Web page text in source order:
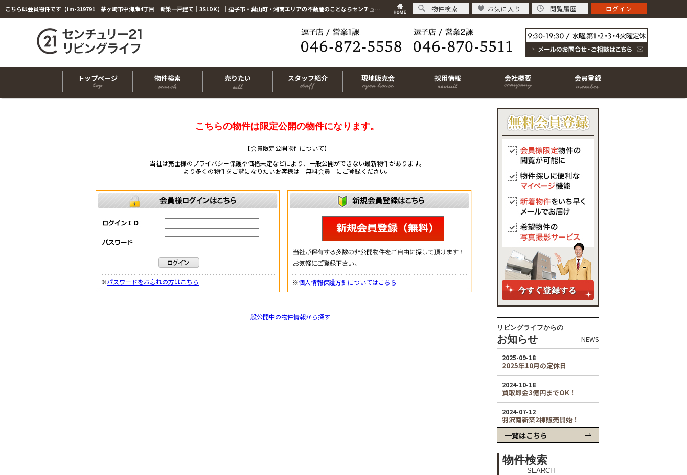
こちらは会員物件です【im-319791｜茅ヶ崎市中海岸4丁目｜新築一戸建て｜3SLDK】｜逗子市・葉山町・湘南エリアの不動産のことならセンチュリー21リビングライフにお任せください！
トップページ 物件検索 売りたい スタッフ紹介 現地販売会 採用情報 会社概要 会員登録
こちらの物件は限定公開の物件になります。
【会員限定公開物件について】
当社は売主様のプライバシー保護や価格未定などにより、一般公開ができない最新物件があります。
より多くの物件をご覧になりたいお客様は「無料会員」にご登録ください。
※パスワードをお忘れの方はこちら ※個人情報保護方針についてはこちら
一般公開中の物件情報から探す
リビングライフからの
お知らせ NEWS
一覧はこちら
物件検索
SEARCH
物件検索 お気に入り 閲覧履歴 ログイン